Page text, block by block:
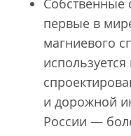
Собственные
первые в
магниевого
и дорожной
России —